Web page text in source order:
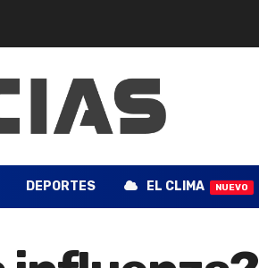
DEPORTES EL CLIMA NUEVO